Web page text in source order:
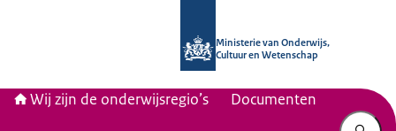
Ministerie van Onderwijs,
Cultuur en Wetenschap
Wij zijn de onderwijsregio’s Documenten